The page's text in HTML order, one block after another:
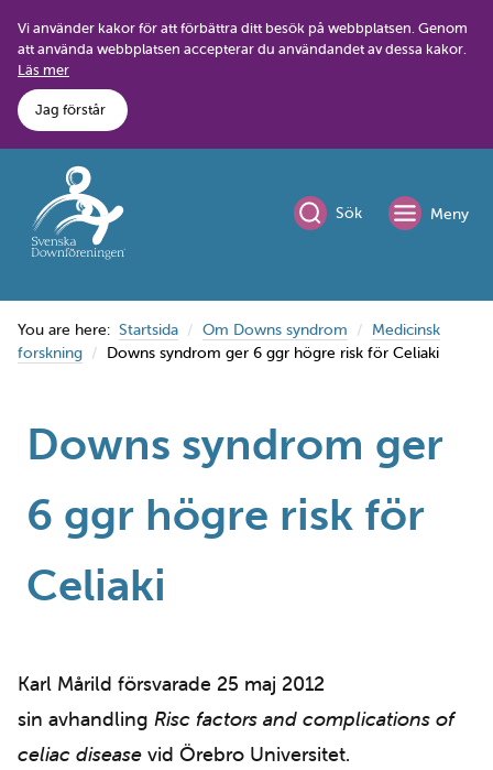
content
Vi använder kakor för att förbättra ditt besök på webbplatsen. Genom
att använda webbplatsen accepterar du användandet av dessa kakor.
Läs mer
Jag förstår
Sök Meny
You are here: Startsida Om Downs syndrom
Medicinsk
forskning
Downs syndrom ger 6 ggr högre risk för Celiaki
Downs syndrom ger
6 ggr högre risk för
Celiaki
Karl Mårild försvarade 25 maj 2012
sin avhandling Risc factors and complications of
celiac disease vid Örebro Universitet.